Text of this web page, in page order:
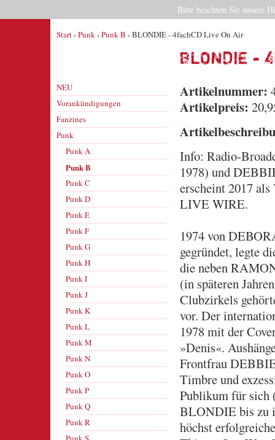
Start›Punk›Punk B › BLONDIE - 4fachCD Live On Air
BLONDIE -
NEU
Vorankündigungen
Fanzines
Punk
Punk A
Punk B
Punk C
Punk D
Punk E
Punk F
Punk G
Punk H
Punk I
Punk J
Punk K
Punk L
Punk M
Punk N
Punk O
Punk P
Punk Q
Punk R
Artikelnummer:
Artikelpreis:
Info: Radio-
1978) und
erscheint 2017
LIVE WIRE.
1974 von
gegründet, legte
die neben
(in späteren
Clubzirkels
vor. Der
1978 mit der
»Denis«.
Frontfrau
Timbre und
Publikum für sich
BLONDIE bis zu
höchst
Bitte beachten Sie unsere